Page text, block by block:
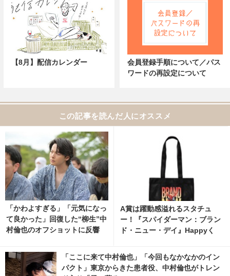
【8月】配信カレンダー
会員登録手順について／パス
ワードの再設定について
この記事を読んだ人にオススメ
「かわよすぎる」「元気になっ
て良かった」回復した“柳生”中
村倫也のオフショットに反響
像 | cinemacafe.net
A賞は躍動感溢れるスタチュ
ー！『スパイダーマン：ブラン
ド・ニュー・デイ』Happyく
真・画像 | cinemacafe.net
「ここに来て中村倫也」「今回もなかなかのイン
パクト」東京からきた患者役、中村倫也がトレン